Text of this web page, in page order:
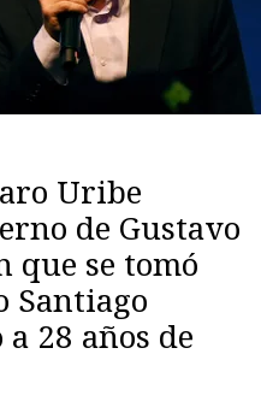
Uribe
de Gustavo
que se tomó
Santiago
28 años de